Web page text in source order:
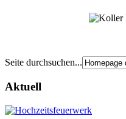
Seite durchsuchen...
Aktuell